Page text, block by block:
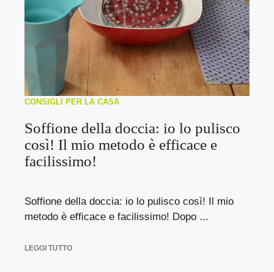
CONSIGLI PER LA CASA
Soffione della doccia: io lo pulisco
così! Il mio metodo è efficace e
facilissimo!
Soffione della doccia: io lo pulisco così! Il mio
metodo è efficace e facilissimo! Dopo ...
LEGGI TUTTO